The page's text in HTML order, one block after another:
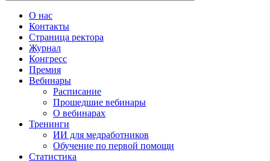
О нас
Контакты
Страница ректора
Журнал
Конгресс
Премия
Вебинары
Расписание
Прошедшие вебинары
О вебинарах
Тренинги
ИИ для медработников
Обучение по первой помощи
Статистика